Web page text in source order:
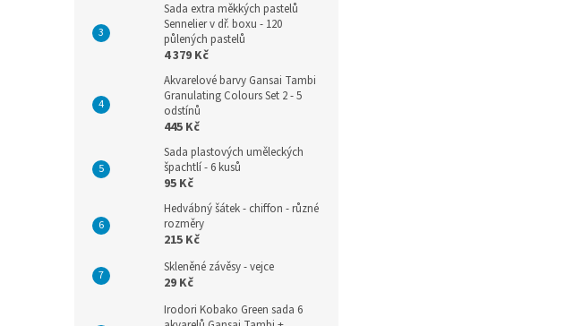
Sada extra měkkých pastelů
Sennelier v dř. boxu - 120
půlených pastelů
4 379 Kč
Akvarelové barvy Gansai Tambi
Granulating Colours Set 2 - 5
odstínů
445 Kč
Sada plastových uměleckých
špachtlí - 6 kusů
95 Kč
Hedvábný šátek - chiffon - různé
rozměry
215 Kč
Skleněné závěsy - vejce
29 Kč
Irodori Kobako Green sada 6